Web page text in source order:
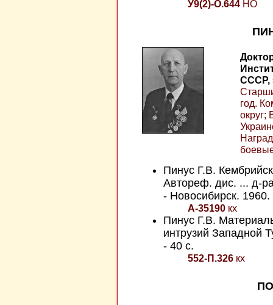
У9(2)-О.644НО
СССР,
год.
округ;
Пинус Г.В.
Автореф. дис. ... д-
- Новосибирск. 1960.
А-35190кх
Пинус Г.В.
интрузий Западной
- 40 с.
552-П.326кх